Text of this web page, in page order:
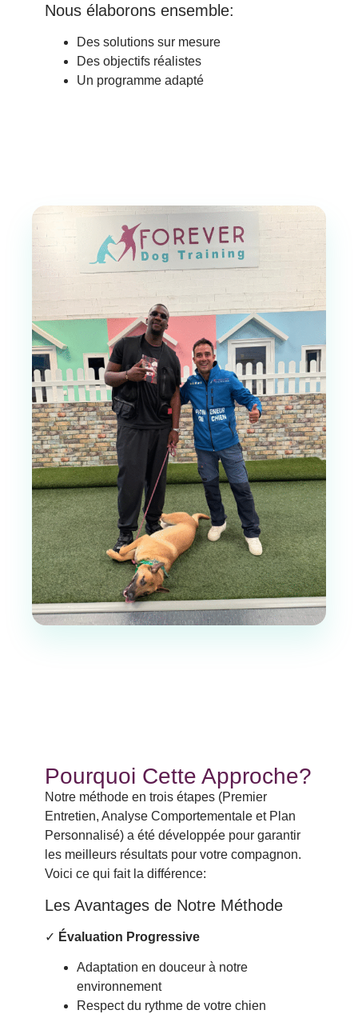
Nous élaborons ensemble:
Des solutions sur mesure
Des objectifs réalistes
Un programme adapté
Pourquoi Cette Approche?
Notre méthode en trois étapes (Premier
Entretien, Analyse Comportementale et Plan
Personnalisé) a été développée pour garantir
les meilleurs résultats pour votre compagnon.
Voici ce qui fait la différence:
Les Avantages de Notre Méthode
✓ Évaluation Progressive
Adaptation en douceur à notre
environnement
Respect du rythme de votre chien